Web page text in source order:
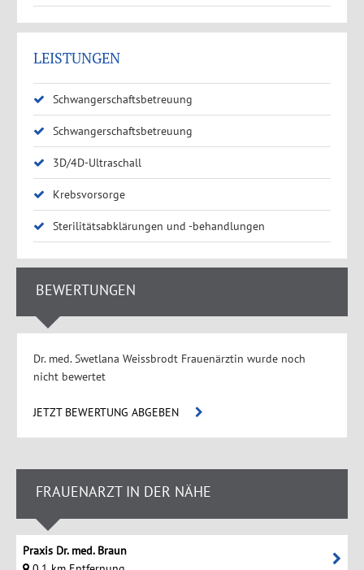
LEISTUNGEN
Schwangerschaftsbetreuung
Schwangerschaftsbetreuung
3D/4D-Ultraschall
Krebsvorsorge
Sterilitätsabklärungen und -behandlungen
BEWERTUNGEN
Dr. med. Swetlana Weissbrodt Frauenärztin wurde noch
nicht bewertet
JETZT BEWERTUNG ABGEBEN
FRAUENARZT IN DER NÄHE
Praxis Dr. med. Braun